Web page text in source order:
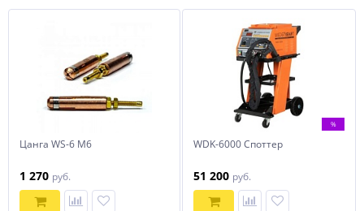
Цанга WS-6 М6
1 270 руб.
%
WDK-6000 Споттер
51 200 руб.